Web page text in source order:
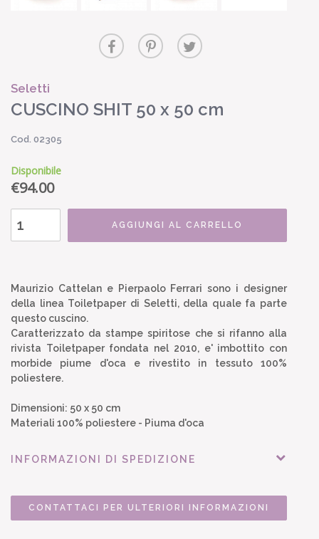
Seletti
CUSCINO SHIT 50 x 50 cm
Cod. 02305
Disponibile
€94.00
AGGIUNGI AL CARRELLO
Maurizio Cattelan e Pierpaolo Ferrari sono i designer
della linea Toiletpaper di Seletti, della quale fa parte
questo cuscino.
Caratterizzato da stampe spiritose che si rifanno alla
rivista Toiletpaper fondata nel 2010, e' imbottito con
morbide piume d'oca e rivestito in tessuto 100%
poliestere.
Dimensioni: 50 x 50 cm
Materiali 100% poliestere - Piuma d'oca
INFORMAZIONI DI SPEDIZIONE
CONTATTACI PER ULTERIORI INFORMAZIONI